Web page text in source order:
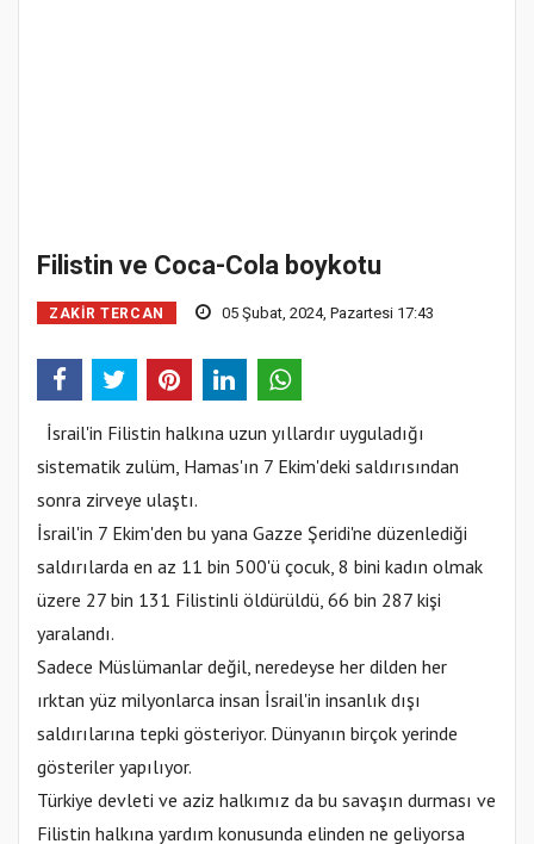
Filistin ve Coca-Cola boykotu
ZAKIR TERCAN 05 Şubat, 2024, Pazartesi 17:43
İsrail'in Filistin halkına uzun yıllardır uyguladığı
sistematik zulüm, Hamas'ın 7 Ekim'deki saldırısından
sonra zirveye ulaştı.
İsrail'in 7 Ekim'den bu yana Gazze Şeridi'ne düzenlediği
saldırılarda en az 11 bin 500'ü çocuk, 8 bini kadın olmak
üzere 27 bin 131 Filistinli öldürüldü, 66 bin 287 kişi
yaralandı.
Sadece Müslümanlar değil, neredeyse her dilden her
ırktan yüz milyonlarca insan İsrail'in insanlık dışı
saldırılarına tepki gösteriyor. Dünyanın birçok yerinde
gösteriler yapılıyor.
Türkiye devleti ve aziz halkımız da bu savaşın durması ve
Filistin halkına yardım konusunda elinden ne geliyorsa